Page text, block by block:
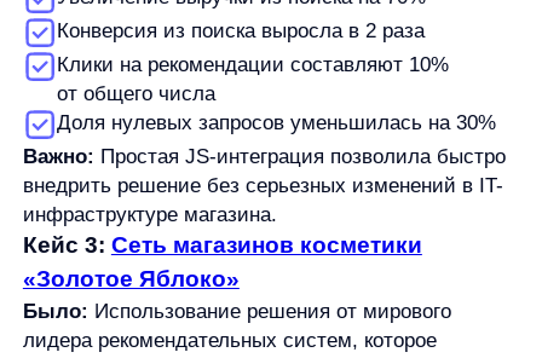
AnyRecs— это передовая AI-платформа для
персонализации в eCommerce, которая объединяет
мощь искусственного интеллекта с простотой
внедрения. В отличие от большинства решений
на рынке, AnyRecs изначально создавался
с фокусом на быстрое внедрение без привлечения